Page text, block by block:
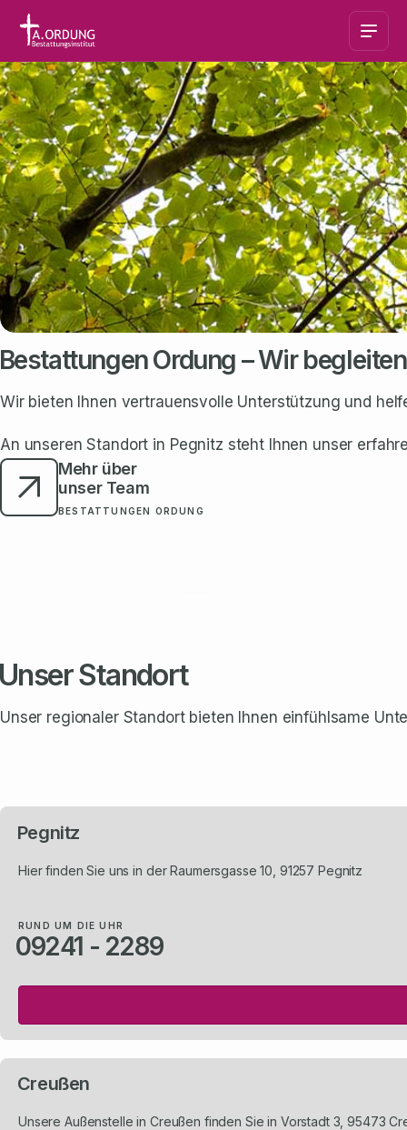
Ordung – Wir
Wir bieten Ihnen vertrauensvolle Unterstützung und
An unseren Standort in Pegnitz steht Ihnen unser
Mehr über
unser Team
BESTATTUNGEN ORDUNG
Standort
Unser regionaler Standort bieten Ihnen einfühlsame
Pegnitz
Hier finden Sie uns in der Raumersgasse 10, 91257 Pegnitz
RUND UM DIE UHR
09241 - 2289
Creußen
Unsere Außenstelle in Creußen finden Sie in Vorstadt 3, 95473